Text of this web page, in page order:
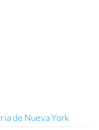
de Nueva York